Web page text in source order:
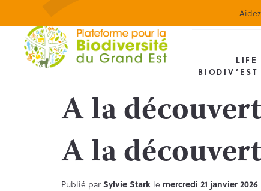
LIFE
BIODIV’EST
A la
A la
Publié parSylvie Stark le mercredi 21 janvier 2026